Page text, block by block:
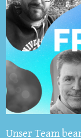
Unser Team